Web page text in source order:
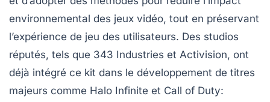
environnemental des jeux vidéo, tout en préservant
l’expérience de jeu des utilisateurs. Des studios
réputés, tels que 343 Industries et Activision, ont
déjà intégré ce kit dans le développement de titres
majeurs comme Halo Infinite et Call of Duty: